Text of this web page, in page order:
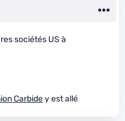
sociétés US à
Carbidey est allé